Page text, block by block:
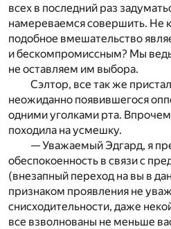
всех в последний раз
намереваемся совершить. Не
подобное вмешательство
и бескомпромиссным? Мы
не оставляем им выбора.
Сэлтор, все так же
неожиданно появившегося
одними уголками рта.
походила на усмешку.
— Уважаемый Эдгард, я
обеспокоенность в связи с
(внезапный переход на вы в
признаком проявления не
снисходительности, даже
все взволнованы не меньше